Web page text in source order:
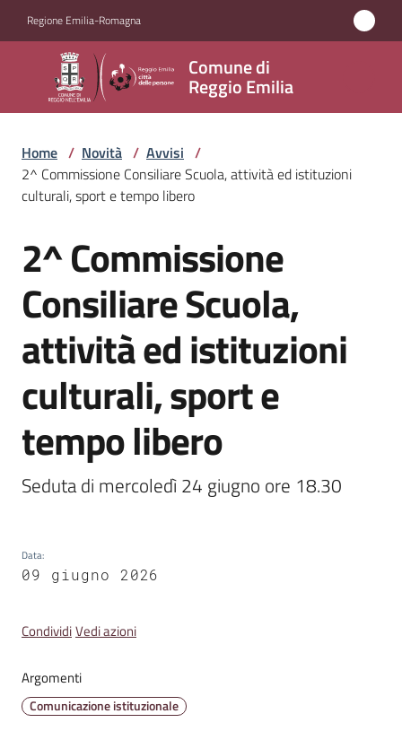
Regione Emilia-Romagna
Comune di
Reggio Emilia
Comune
di
Reggio
Emilia
Servizi
Novità
Menu selezionato
Vivere
Reggio
Emilia
argomenti
u
i
s
m
Home / Novità / Avvisi /
2^ Commissione Consiliare Scuola, attività ed istituzioni
culturali, sport e tempo libero
Salta al contenuto
2^ Commissione
Consiliare Scuola,
attività ed istituzioni
culturali, sport e
tempo libero
Seduta di mercoledì 24 giugno ore 18.30
Data:
09 giugno 2026
CondividiVedi azioni
Argomenti
Comunicazione istituzionale